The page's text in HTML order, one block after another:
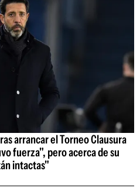
arrancar el Torneo Clausura
fuerza", pero acerca de su
intactas"